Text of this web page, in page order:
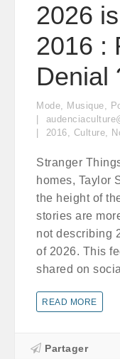
2026
2016 :
Denial
Mode, Musique,
2016, Culture,
Stranger
homes, Taylor
the height of
stories are
not describing
of 2026. This
shared on
READ MORE
Partager